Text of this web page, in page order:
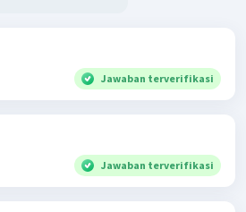
Jawaban terverifikasi
Jawaban terverifikasi